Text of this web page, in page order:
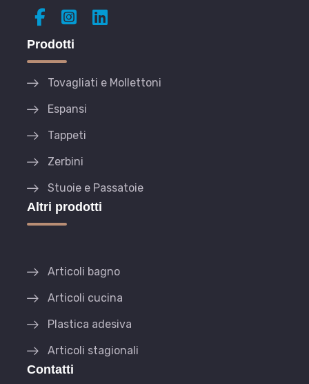
Prodotti
Tovagliati e Mollettoni
Espansi
Tappeti
Zerbini
Stuoie e Passatoie
Altri prodotti
Articoli bagno
Articoli cucina
Plastica adesiva
Articoli stagionali
Contatti